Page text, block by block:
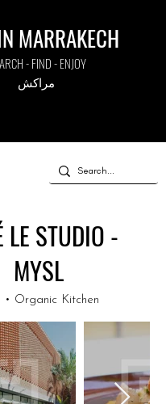
MARRAKECH
- FIND - ENJOY
مراكش
LE STUDIO -
MYSL
• Organic Kitchen